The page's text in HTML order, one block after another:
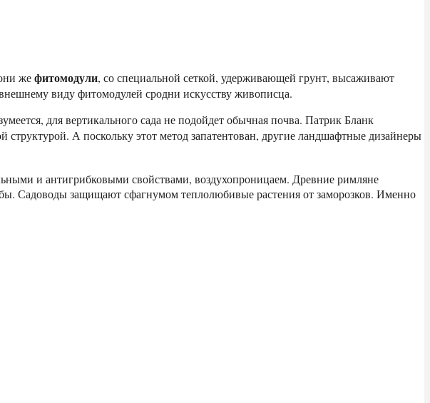
жефитомодули, со специальной сеткой, удерживающей грунт, высаживают
виду фитомодулей сродни искусству живописца.
для вертикального сада не подойдет обычная почва. Патрик Бланк
структурой. А поскольку этот метод запатентован, другие ландшафтные дизайнеры
и антигрибковыми свойствами, воздухопроницаем. Древние римляне
Садоводы защищают сфагнумом теплолюбивые растения от заморозков. Именно